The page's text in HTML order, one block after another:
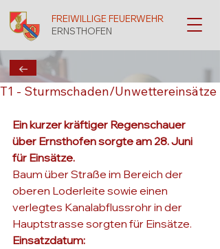
FREIWILLIGE FEUERWEHR
ERNSTHOFEN
T1 - Sturmschaden/Unwettereinsätze
Ein kurzer kräftiger Regenschauer
über Ernsthofen sorgte am 28. Juni
für Einsätze.
Baum über Straße im Bereich der
oberen Loderleite sowie einen
verlegtes Kanalabflussrohr in der
Hauptstrasse sorgten für Einsätze.
Einsatzdatum:
←